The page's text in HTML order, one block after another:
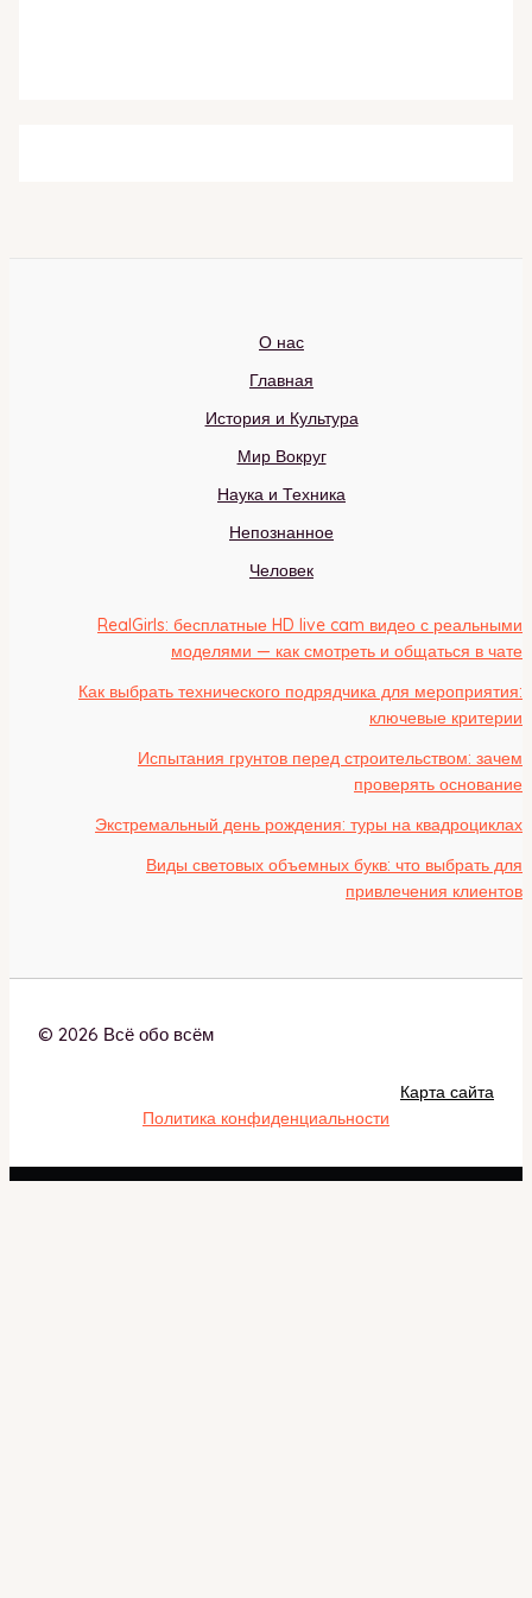
О нас
Главная
История и Культура
Мир Вокруг
Наука и Техника
Непознанное
Человек
RealGirls: бесплатные HD live cam видео с реальными
моделями — как смотреть и общаться в чате
Как выбрать технического подрядчика для мероприятия:
ключевые критерии
Испытания грунтов перед строительством: зачем
проверять основание
Экстремальный день рождения: туры на квадроциклах
Виды световых объемных букв: что выбрать для
привлечения клиентов
© 2026 Всё обо всём
Карта сайта
Политика конфиденциальности